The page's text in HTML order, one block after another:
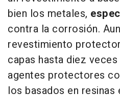
bien los metales,
contra la corrosión.
revestimiento
capas hasta diez
agentes protectores
los basados en resinas